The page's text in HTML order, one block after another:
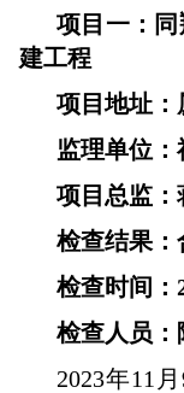
项目一：
建工程
项目地址：
监理单位
项目总监：
检查结果：
检查时间：
检查人员
2023年11